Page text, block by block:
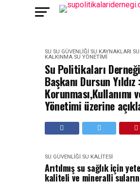
SU SU GÜVENLIĞI SU KAYNAKLARI
KALKINMA SU YÖNETIMI
Su Politikaları Derneği
Başkanı Dursun
Korunması,Kullanımı
Yönetimi üzerine
SU GÜVENLIĞI SU KALITESI
Arıtılmış su sağlık için
kaliteli ve mineralli